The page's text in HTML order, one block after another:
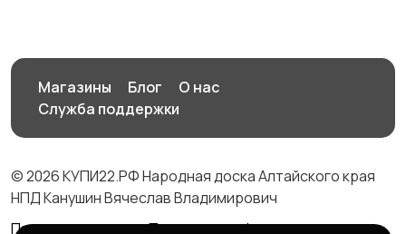
Образование и наука
Перевозки, склад,
закупки4
Продажи2
Магазины Блог
О нас
Служба поддержки
© 2026 КУПИ22.РФ Народная доска Алтайского края
НПД Канушин Вячеслав Владимирович
Правила сервиса
Политика конфиденциальности